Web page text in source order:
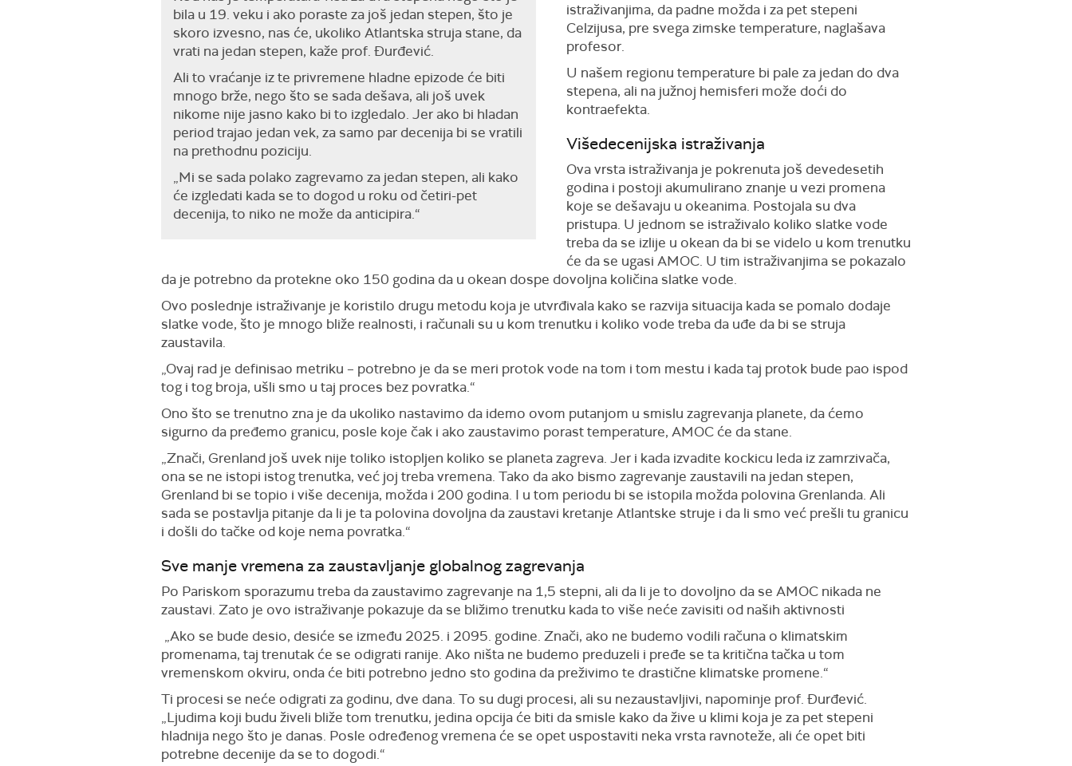
bila u 19. veku i ako poraste za još jedan stepen, što je
skoro izvesno, nas će, ukoliko Atlantska struja stane, da
vrati na jedan stepen, kaže prof. Đurđević.
Ali to vraćanje iz te privremene hladne epizode će biti
mnogo brže, nego što se sada dešava, ali još uvek
nikome nije jasno kako bi to izgledalo. Jer ako bi hladan
period trajao jedan vek, za samo par decenija bi se vratili
na prethodnu poziciju.
„Mi se sada polako zagrevamo za jedan stepen, ali kako
će izgledati kada se to dogod u roku od četiri-pet
decenija, to niko ne može da anticipira.“
istraživanjima, da padne možda i za pet stepeni
Celzijusa, pre svega zimske temperature, naglašava
profesor.
U našem regionu temperature bi pale za jedan do dva
stepena, ali na južnoj hemisferi može doći do
kontraefekta.
Višedecenijska istraživanja
Ova vrsta istraživanja je pokrenuta još devedesetih
godina i postoji akumulirano znanje u vezi promena
koje se dešavaju u okeanima. Postojala su dva
pristupa. U jednom se istraživalo koliko slatke vode
treba da se izlije u okean da bi se videlo u kom trenutku
će da se ugasi AMOC. U tim istraživanjima se pokazalo
da je potrebno da protekne oko 150 godina da u okean dospe dovoljna količina slatke vode.
Ovo poslednje istraživanje je koristilo drugu metodu koja je utvrđivala kako se razvija situacija kada se pomalo dodaje
slatke vode, što je mnogo bliže realnosti, i računali su u kom trenutku i koliko vode treba da uđe da bi se struja
zaustavila.
„Ovaj rad je definisao metriku – potrebno je da se meri protok vode na tom i tom mestu i kada taj protok bude pao ispod
tog i tog broja, ušli smo u taj proces bez povratka.“
Ono što se trenutno zna je da ukoliko nastavimo da idemo ovom putanjom u smislu zagrevanja planete, da ćemo
sigurno da pređemo granicu, posle koje čak i ako zaustavimo porast temperature, AMOC će da stane.
„Znači, Grenland još uvek nije toliko istopljen koliko se planeta zagreva. Jer i kada izvadite kockicu leda iz zamrzivača,
ona se ne istopi istog trenutka, već joj treba vremena. Tako da ako bismo zagrevanje zaustavili na jedan stepen,
Grenland bi se topio i više decenija, možda i 200 godina. I u tom periodu bi se istopila možda polovina Grenlanda. Ali
sada se postavlja pitanje da li je ta polovina dovoljna da zaustavi kretanje Atlantske struje i da li smo već prešli tu granicu
i došli do tačke od koje nema povratka.“
Sve manje vremena za zaustavljanje globalnog zagrevanja
Po Pariskom sporazumu treba da zaustavimo zagrevanje na 1,5 stepni, ali da li je to dovoljno da se AMOC nikada ne
zaustavi. Zato je ovo istraživanje pokazuje da se bližimo trenutku kada to više neće zavisiti od naših aktivnosti
„Ako se bude desio, desiće se između 2025. i 2095. godine. Znači, ako ne budemo vodili računa o klimatskim
promenama, taj trenutak će se odigrati ranije. Ako ništa ne budemo preduzeli i pređe se ta kritična tačka u tom
vremenskom okviru, onda će biti potrebno jedno sto godina da preživimo te drastične klimatske promene.“
Ti procesi se neće odigrati za godinu, dve dana. To su dugi procesi, ali su nezaustavljivi, napominje prof. Đurđević.
„Ljudima koji budu živeli bliže tom trenutku, jedina opcija će biti da smisle kako da žive u klimi koja je za pet stepeni
hladnija nego što je danas. Posle određenog vremena će se opet uspostaviti neka vrsta ravnoteže, ali će opet biti
potrebne decenije da se to dogodi.“